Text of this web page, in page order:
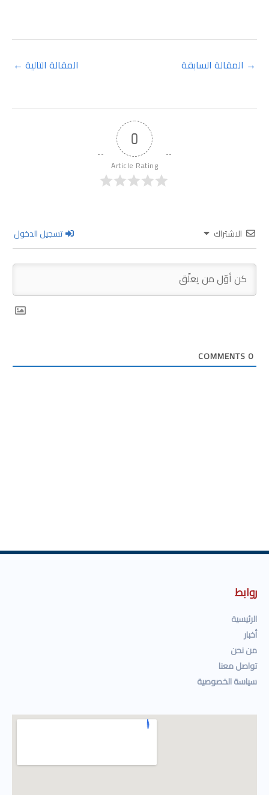
→ المقالة السابقة المقالة التالية ←
0
Article Rating
الاشتراك تسجيل الدخول
0
روابط
الرئيسية
أخبار
من نحن
تواصل معنا
سياسة الخصوصية